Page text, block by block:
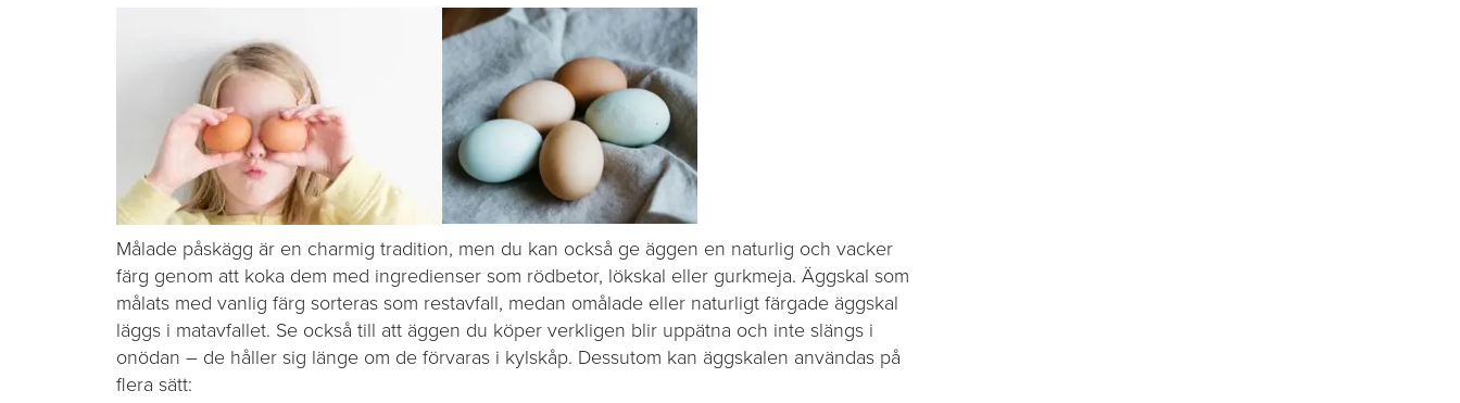
Målade påskägg är en charmig tradition, men du kan också ge äggen en naturlig och vacker
färg genom att koka dem med ingredienser som rödbetor, lökskal eller gurkmeja. Äggskal som
målats med vanlig färg sorteras som restavfall, medan omålade eller naturligt färgade äggskal
läggs i matavfallet. Se också till att äggen du köper verkligen blir uppätna och inte slängs i
onödan – de håller sig länge om de förvaras i kylskåp. Dessutom kan äggskalen användas på
flera sätt: